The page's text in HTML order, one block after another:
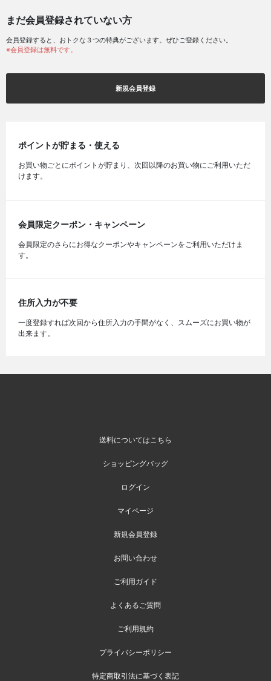
まだ会員登録されていない方
会員登録すると、おトクな３つの特典がございます。ぜひご登録ください。
※会員登録は無料です。
新規会員登録
ポイントが貯まる・使える
お買い物ごとにポイントが貯まり、次回以降のお買い物にご利用いただ
けます。
会員限定クーポン・キャンペーン
会員限定のさらにお得なクーポンやキャンペーンをご利用いただけま
す。
住所入力が不要
一度登録すれば次回から住所入力の手間がなく、スムーズにお買い物が
出来ます。
送料についてはこちら
ショッピングバッグ
ログイン
マイページ
新規会員登録
お問い合わせ
ご利用ガイド
よくあるご質問
ご利用規約
プライバシーポリシー
特定商取引法に基づく表記